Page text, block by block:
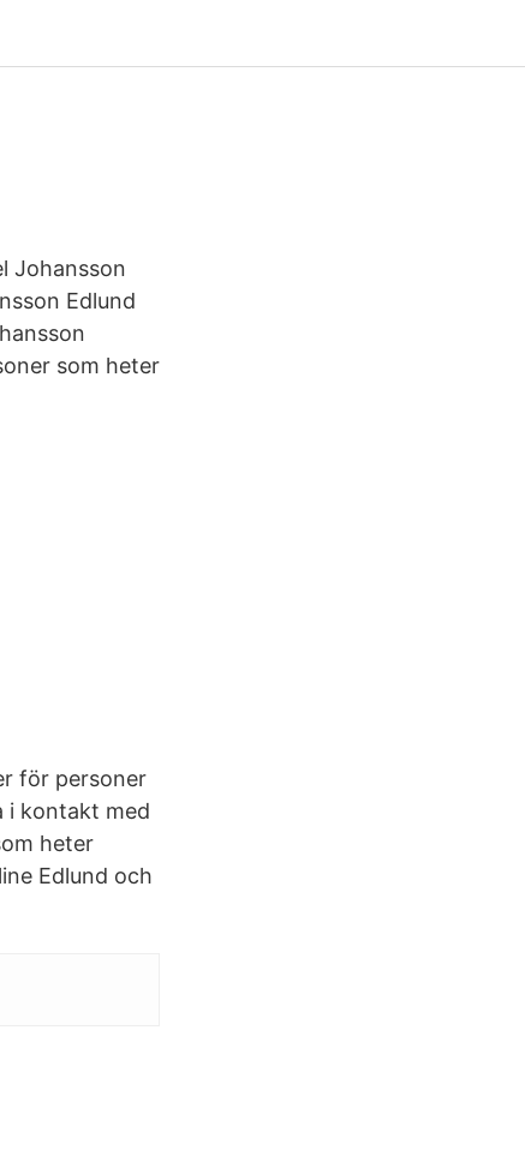
Johansson
Edlund
som heter
för personer
i kontakt med
heter
Edlund och